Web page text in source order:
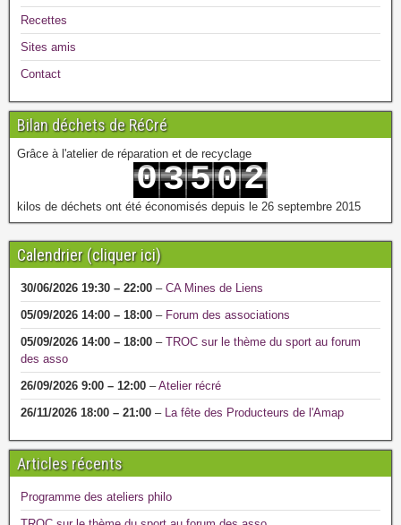
Recettes
Sites amis
Contact
Bilan déchets de RéCré
Grâce à l'atelier de réparation et de recyclage
0
1
3
4
5
6
0
1
2
3
kilos de déchets ont été économisés depuis le 26 septembre 2015
Calendrier (cliquer ici)
30/06/2026 19:30 – 22:00 – CA Mines de Liens
05/09/2026 14:00 – 18:00 – Forum des associations
05/09/2026 14:00 – 18:00 – TROC sur le thème du sport au forum
des asso
26/09/2026 9:00 – 12:00 –Atelier récré
26/11/2026 18:00 – 21:00 – La fête des Producteurs de l'Amap
Articles récents
Programme des ateliers philo